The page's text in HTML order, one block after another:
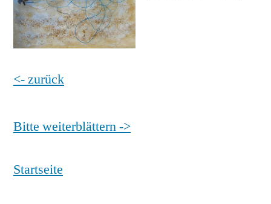
<- zurück
Bitte weiterblättern ->
Startseite